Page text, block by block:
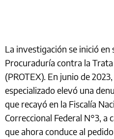
La investigación se inició en
Procuraduría contra la
(PROTEX). En junio de
especializado elevó una
que recayó en la Fiscalía
Correccional Federal N°3, a
que ahora conduce al